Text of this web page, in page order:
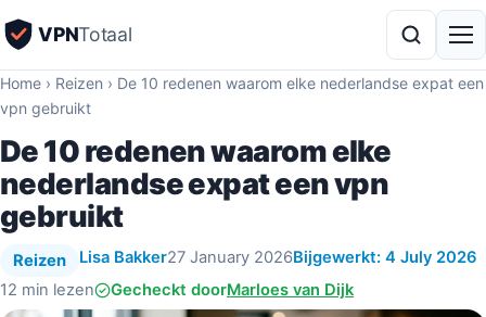
VPNTotaal
Home › Reizen › De 10 redenen waarom elke nederlandse expat een
vpn gebruikt
De 10 redenen waarom elke
nederlandse expat een vpn
gebruikt
Reizen Lisa Bakker27 January 2026Bijgewerkt: 4 July 2026
12 min lezen
Gecheckt doorMarloes van Dijk